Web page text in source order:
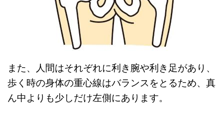
また、人間はそれぞれに利き腕や利き足があり、
歩く時の身体の重心線はバランスをとるため、真
ん中よりも少しだけ左側にあります。